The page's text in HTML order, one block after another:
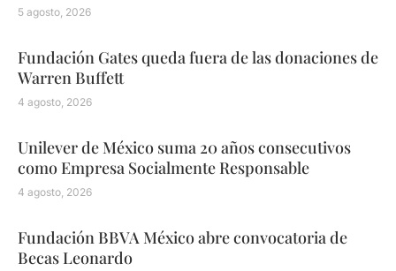
5 agosto, 2026
Fundación Gates queda fuera de las donaciones de
Warren Buffett
4 agosto, 2026
Unilever de México suma 20 años consecutivos
como Empresa Socialmente Responsable
4 agosto, 2026
Fundación BBVA México abre convocatoria de
Becas Leonardo